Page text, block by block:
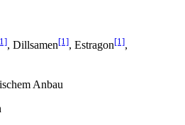
, Dillsamen[1], Estragon[1],
Anbau